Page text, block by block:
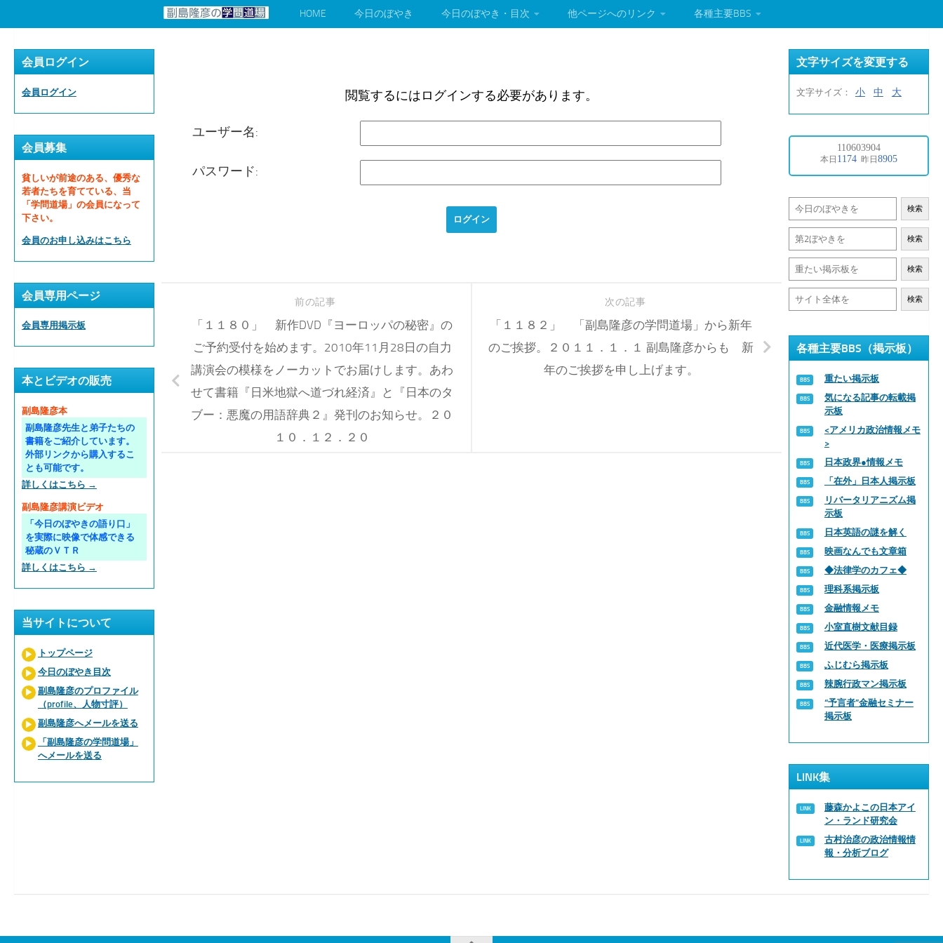
HOME 今日のぼやき 今日のぼやき・目次 他ページへのリンク 各種主要BBS
閲覧するにはログインする必要があります。
ユーザー名:
パスワード:
次の記事
「１１８２」 「副島隆彦の学問道場」から新年
のご挨拶。２０１１．１．１ 副島隆彦からも 新
年のご挨拶を申し上げます。
前の記事
「１１８０」 新作DVD『ヨーロッパの秘密』の
ご予約受付を始めます。2010年11月28日の自力
講演会の模様をノーカットでお届けします。あわ
せて書籍『日米地獄へ道づれ経済』と『日本のタ
ブー：悪魔の用語辞典２』発刊のお知らせ。２０
１０．１２．２０
会員ログイン
会員ログイン
会員募集
貧しいが前途のある、優秀な
若者たちを育てている、当
「学問道場」の会員になって
下さい。
会員のお申し込みはこちら
会員専用ページ
会員専用掲示板
本とビデオの販売
副島隆彦本
副島隆彦先生と弟子たちの
書籍をご紹介しています。
外部リンクから購入するこ
とも可能です。
詳しくはこちら →
副島隆彦講演ビデオ
「今日のぼやきの語り口」
を実際に映像で体感できる
秘蔵のＶＴＲ
詳しくはこちら →
当サイトについて
トップページ
今日のぼやき目次
副島隆彦のプロファイル
（profile、人物寸評）
副島隆彦へメールを送る
「副島隆彦の学問道場」
へメールを送る
文字サイズを変更する
文字サイズ： 小 中 大
検索
検索
検索
検索
各種主要BBS（掲示板）
重たい掲示板
気になる記事の転載掲
示板
<アメリカ政治情報メモ
>
日本政界●情報メモ
「在外」日本人掲示板
リバータリアニズム掲
示板
日本英語の謎を解く
映画なんでも文章箱
◆法律学のカフェ◆
理科系掲示板
金融情報メモ
小室直樹文献目録
近代医学・医療掲示板
ふじむら掲示板
辣腕行政マン掲示板
“予言者”金融セミナー
掲示板
LINK集
藤森かよこの日本アイ
ン・ランド研究会
古村治彦の政治情報情
報・分析ブログ